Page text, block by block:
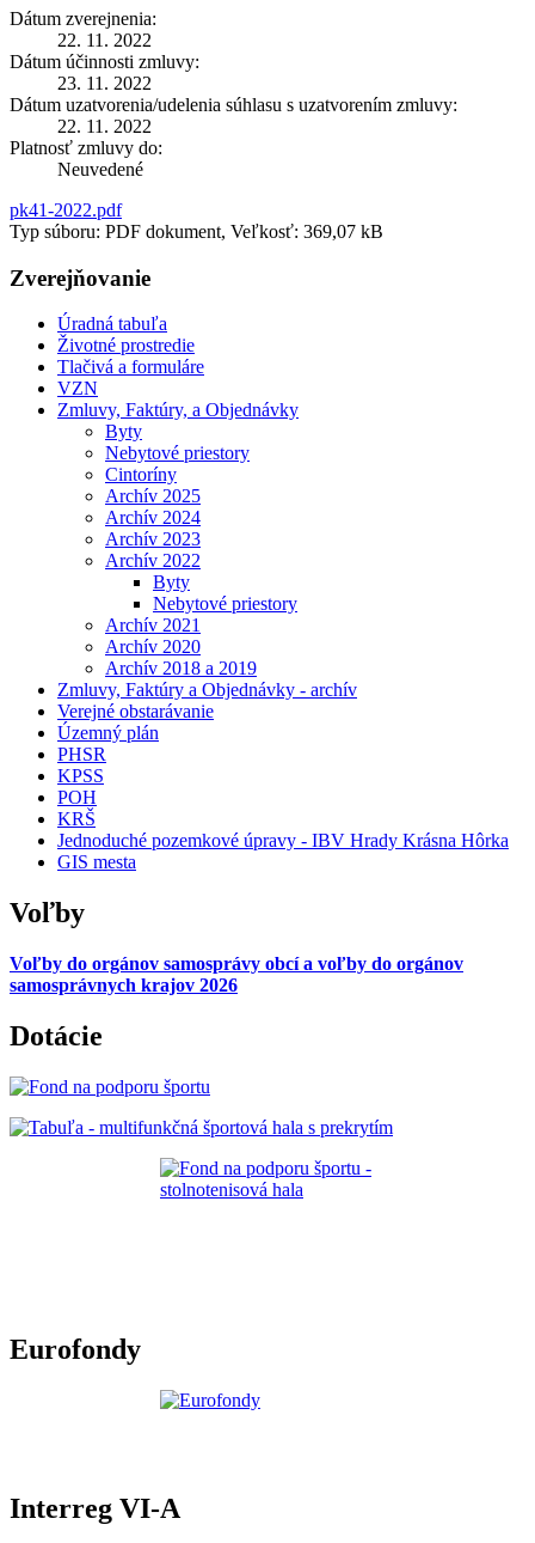
Dátum zverejnenia:
22. 11. 2022
Dátum účinnosti zmluvy:
23. 11. 2022
Dátum uzatvorenia/udelenia súhlasu s uzatvorením zmluvy:
22. 11. 2022
Platnosť zmluvy do:
Neuvedené
pk41-2022.pdf
Typ súboru: PDF dokument, Veľkosť: 369,07 kB
Zverejňovanie
Úradná tabuľa
Životné prostredie
Tlačivá a formuláre
VZN
Zmluvy, Faktúry, a Objednávky
Byty
Nebytové priestory
Cintoríny
Archív 2025
Archív 2024
Archív 2023
Archív 2022
Byty
Nebytové priestory
Archív 2021
Archív 2020
Archív 2018 a 2019
Zmluvy, Faktúry a Objednávky - archív
Verejné obstarávanie
Územný plán
PHSR
KPSS
POH
KRŠ
Jednoduché pozemkové úpravy - IBV Hrady Krásna Hôrka
GIS mesta
Voľby
Voľby do orgánov samosprávy obcí a voľby do orgánov
samosprávnych krajov 2026
Dotácie
Eurofondy
Interreg VI-A